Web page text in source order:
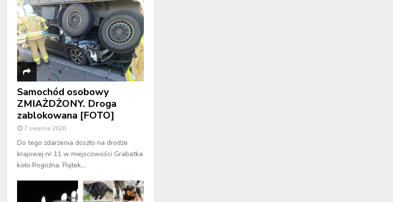
Samochód osobowy
ZMIAŻDŻONY. Droga
zablokowana [FOTO]
7 sierpnia 2026
Do tego zdarzenia doszło na drodze
krajowej nr 11 w miejscowości Grabatka
koło Rogoźna. Piątek,...